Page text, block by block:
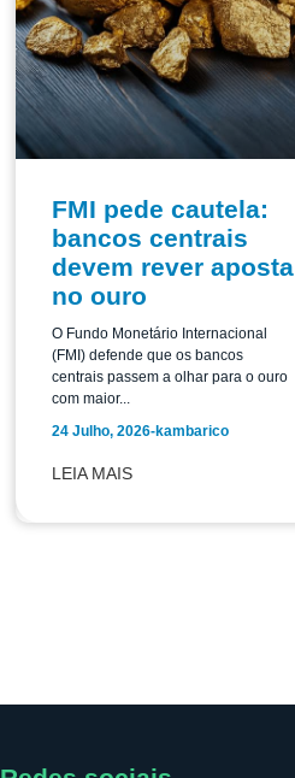
FMI pede cautela:
bancos centrais
devem rever aposta
no ouro
O Fundo Monetário Internacional
(FMI) defende que os bancos
centrais passem a olhar para o ouro
com maior...
24 Julho, 2026-kambarico
LEIA MAIS